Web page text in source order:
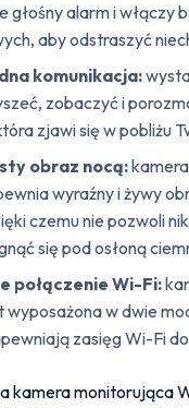
głośny alarm i włączy
aby odstraszyć
komunikacja:
zobaczyć i
zjawi się w pobliżu
obraz nocą:kamera
wyraźny i żywy
czemu nie pozwoli
się pod osłoną
połączenie Wi-Fi:
wyposażona w dwie
zasięg Wi-Fi